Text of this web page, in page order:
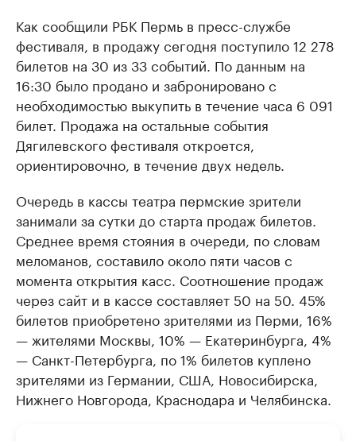
Как сообщили РБК Пермь в пресс-службе
фестиваля, в продажу сегодня поступило 12 278
билетов на 30 из 33 событий. По данным на
16:30 было продано и забронировано с
необходимостью выкупить в течение часа 6 091
билет. Продажа на остальные события
Дягилевского фестиваля откроется,
ориентировочно, в течение двух недель.
Очередь в кассы театра пермские зрители
занимали за сутки до старта продаж билетов.
Среднее время стояния в очереди, по словам
меломанов, составило около пяти часов с
момента открытия касс. Соотношение продаж
через сайт и в кассе составляет 50 на 50. 45%
билетов приобретено зрителями из Перми, 16%
— жителями Москвы, 10% — Екатеринбурга, 4%
— Санкт-Петербурга, по 1% билетов куплено
зрителями из Германии, США, Новосибирска,
Нижнего Новгорода, Краснодара и Челябинска.